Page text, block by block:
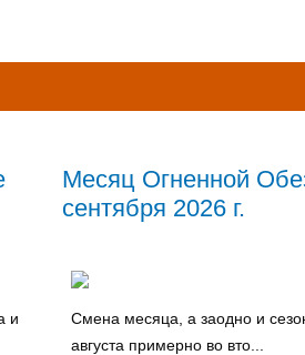
и
Месяц Огненной
сентября 2026 г.
Смена месяца, а заодно и
августа примерно во вто...